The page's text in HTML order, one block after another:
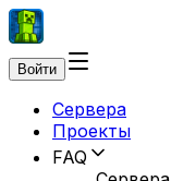
Войти
Сервера
Проекты
FAQ